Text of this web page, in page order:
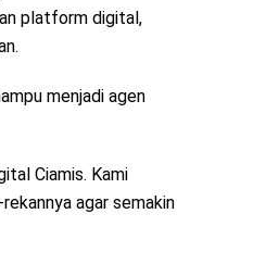
platform digital,
menjadi agen
Ciamis. Kami
agar semakin